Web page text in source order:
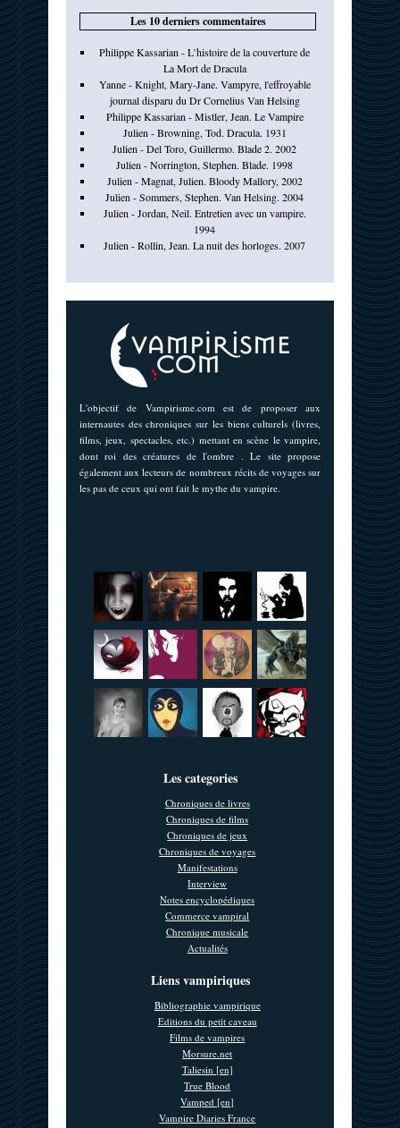
Les 10 derniers commentaires
Philippe Kassarian - L’histoire de la couverture de
La Mort de Dracula
Yanne - Knight, Mary-Jane. Vampyre, l'effroyable
journal disparu du Dr Cornelius Van Helsing
Philippe Kassarian - Mistler, Jean. Le Vampire
Julien - Browning, Tod. Dracula. 1931
Julien - Del Toro, Guillermo. Blade 2. 2002
Julien - Norrington, Stephen. Blade. 1998
Julien - Magnat, Julien. Bloody Mallory, 2002
Julien - Sommers, Stephen. Van Helsing. 2004
Julien - Jordan, Neil. Entretien avec un vampire.
1994
Julien - Rollin, Jean. La nuit des horloges. 2007
L'objectif de Vampirisme.com est de proposer aux
internautes des chroniques sur les biens culturels (livres,
films, jeux, spectacles, etc.) mettant en scène le vampire,
dont roi des créatures de l'ombre . Le site propose
également aux lecteurs de nombreux récits de voyages sur
les pas de ceux qui ont fait le mythe du vampire.
Les categories
Chroniques de livres
Chroniques de films
Chroniques de jeux
Chroniques de voyages
Manifestations
Interview
Notes encyclopédiques
Commerce vampiral
Chronique musicale
Actualités
Liens vampiriques
Bibliographie vampirique
Editions du petit caveau
Films de vampires
Morsure.net
Taliesin [en]
True Blood
Vamped [en]
Vampire Diaries France